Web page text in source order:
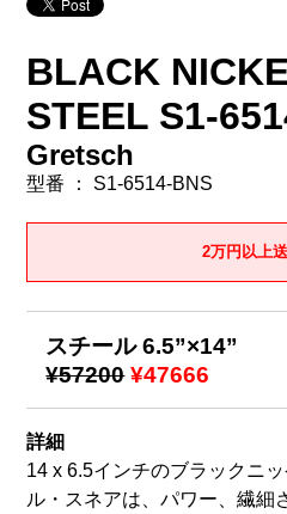
BLACK
STEEL S1-
Gretsch
型番 ： S1-6514-BNS
2万円以上
スチール 6.5”×14”
¥57200 ¥47666
詳細
14 x 6.5インチのブラックニ
ル・スネアは、パワー、繊細